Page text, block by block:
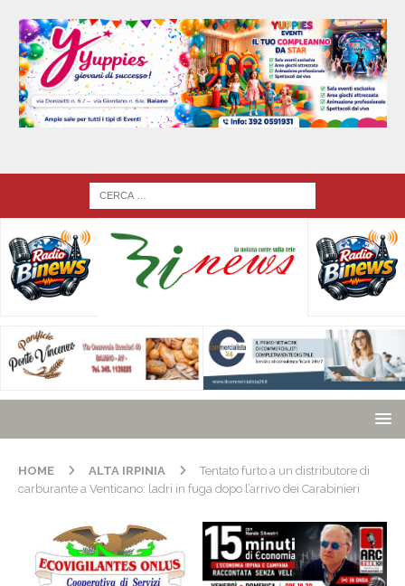
HOME ALTA IRPINIA
Tentato furto a un distributore di
carburante a Venticano: ladri in fuga dopo l’arrivo dei Carabinieri